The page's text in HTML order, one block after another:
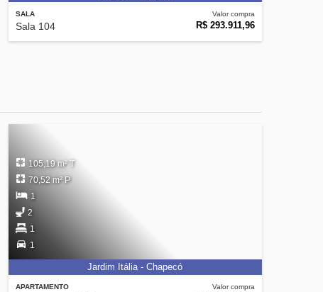
SALA
Sala 104
Valor compra
R$ 293.911,96
APARTAMENTO Valor compra
105,19 m² T
70,52 m² P
1
2
1
1
Jardim Itália - Chapecó